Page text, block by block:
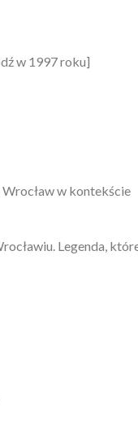
w 1997 roku]
w kontekście
Legenda,